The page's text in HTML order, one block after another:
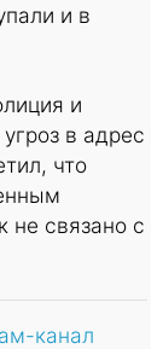
и в
и
в адрес
что
не связано с
канал